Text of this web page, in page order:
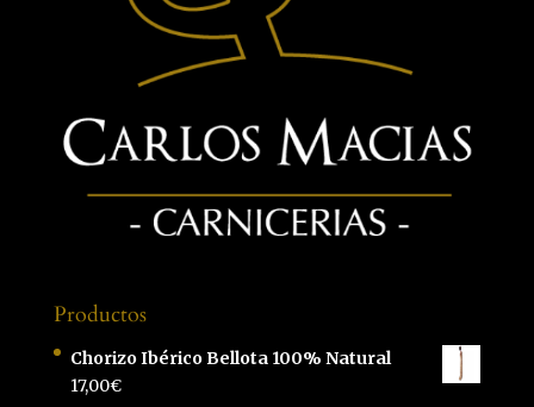
Productos
Chorizo Ibérico Bellota 100% Natural
17,00€